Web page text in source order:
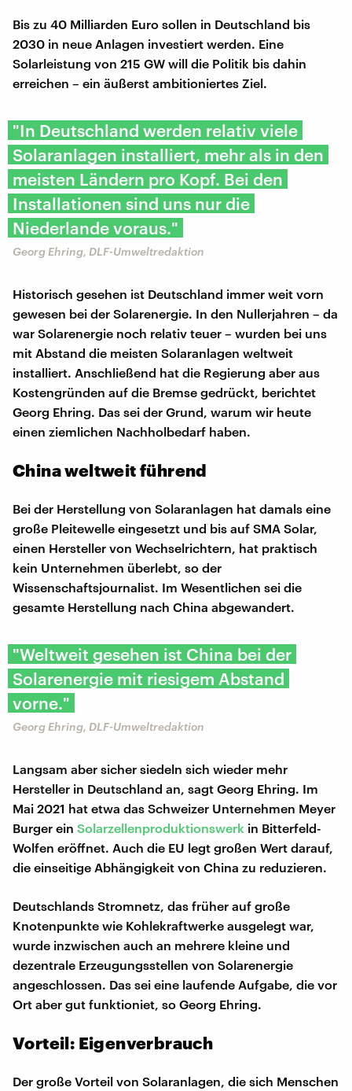
Bis zu 40 Milliarden Euro sollen in Deutschland bis
2030 in neue Anlagen investiert werden. Eine
Solarleistung von 215 GW will die Politik bis dahin
erreichen – ein äußerst ambitioniertes Ziel.
"In Deutschland werden relativ viele
Solaranlagen installiert, mehr als in den
meisten Ländern pro Kopf. Bei den
Installationen sind uns nur die
Niederlande voraus."
Georg Ehring, DLF-Umweltredaktion
Historisch gesehen ist Deutschland immer weit vorn
gewesen bei der Solarenergie. In den Nullerjahren – da
war Solarenergie noch relativ teuer – wurden bei uns
mit Abstand die meisten Solaranlagen weltweit
installiert. Anschließend hat die Regierung aber aus
Kostengründen auf die Bremse gedrückt, berichtet
Georg Ehring. Das sei der Grund, warum wir heute
einen ziemlichen Nachholbedarf haben.
China weltweit führend
Bei der Herstellung von Solaranlagen hat damals eine
große Pleitewelle eingesetzt und bis auf SMA Solar,
einen Hersteller von Wechselrichtern, hat praktisch
kein Unternehmen überlebt, so der
Wissenschaftsjournalist. Im Wesentlichen sei die
gesamte Herstellung nach China abgewandert.
"Weltweit gesehen ist China bei der
Solarenergie mit riesigem Abstand
vorne."
Georg Ehring, DLF-Umweltredaktion
Langsam aber sicher siedeln sich wieder mehr
Hersteller in Deutschland an, sagt Georg Ehring. Im
Mai 2021 hat etwa das Schweizer Unternehmen Meyer
Burger ein Solarzellenproduktionswerk in Bitterfeld-
Wolfen eröffnet. Auch die EU legt großen Wert darauf,
die einseitige Abhängigkeit von China zu reduzieren.
Deutschlands Stromnetz, das früher auf große
Knotenpunkte wie Kohlekraftwerke ausgelegt war,
wurde inzwischen auch an mehrere kleine und
dezentrale Erzeugungsstellen von Solarenergie
angeschlossen. Das sei eine laufende Aufgabe, die vor
Ort aber gut funktioniet, so Georg Ehring.
Vorteil: Eigenverbrauch
Der große Vorteil von Solaranlagen, die sich Menschen